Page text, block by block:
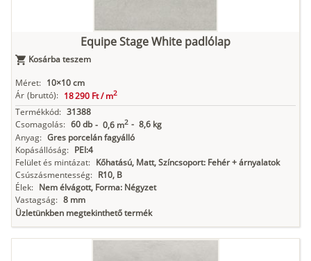
Equipe Stage White padlólap
Kosárba teszem
Méret: 10×10 cm
Ár (bruttó): 18 290 Ft /m2
Termékkód: 31388
Csomagolás: 60 db - 0,6 m2 - 8,6 kg
Anyag: Gres porcelán fagyálló
Kopásállóság: PEI:4
Felület és mintázat: Kőhatású, Matt, Színcsoport: Fehér + árnyalatok
Csúszásmentesség: R10, B
Élek: Nem élvágott, Forma: Négyzet
Vastagság: 8 mm
Üzletünkben megtekinthető termék